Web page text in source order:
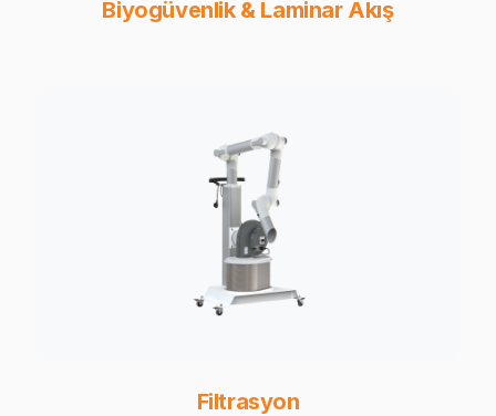
Biyogüvenlik & Laminar Akış
Filtrasyon